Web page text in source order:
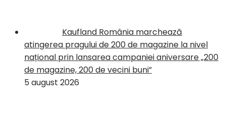
Kaufland România marchează
atingerea pragului de 200 de magazine la nivel
național prin lansarea campaniei aniversare „200
de magazine, 200 de vecini buni”
5 august 2026